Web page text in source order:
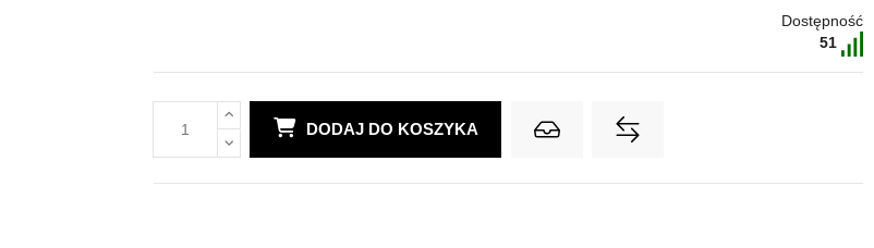
Dostępność
51
DODAJ DO KOSZYKA